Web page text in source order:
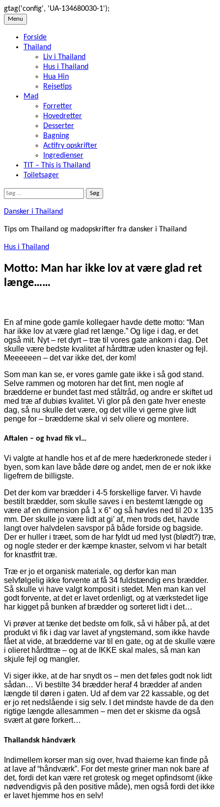
gtag('config', 'UA-134680030-1');
Skip
content
Menu
Forside
Thailand
Liv i Thailand
Hus i Thailand
Hua Hin
Rejsetips
Mad
Forretter
Hovedretter
Desserter
Bagning
Actifry opskrifter
Ingredienser
TIT – This is Thailand
Toiletsager
Søg
Dansker i Thailand
Tips om Thailand og madopskrifter fra dansker i Thailand
Hus i Thailand
Motto: Man har ikke lov at være glad ret
længe……
En af mine gode gamle kollegaer havde dette motto: “Man
har ikke lov at være glad ret længe.” Og lige i dag, er det
også mit. Nyt – ret dyrt – træ til vores gate ankom i dag. Det
skulle være bedste kvalitet af hårdttræ uden knaster og fejl.
Meeeeeen – det var ikke det, der kom!
Som man kan se, er vores gamle gate ikke i så god stand.
Selve rammen og motoren har det fint, men nogle af
brædderne er bundet fast med ståltråd, og andre er skiftet ud
med træ af dubiøs kvalitet. Vi glor på den gate hver eneste
dag, så nu skulle det være, og det ville vi gerne give lidt
penge for – brædderne skal vi selv oliere og montere.
Aftalen – og hvad fik vi…
Vi valgte at handle hos et af de mere hæderkronede steder i
byen, som kan lave både døre og andet, men de er nok ikke
ligefrem de billigste.
Det der kom var brædder i 4-5 forskellige farver. Vi havde
bestilt brædder, som skulle saves i en bestemt længde og
være af en dimension på 1 x 6″ og så høvles ned til 20 x 135
mm. Der skulle jo være lidt at gi’ af, men trods det, havde
langt over halvdelen savspor på både forside og bagside.
Der er huller i træet, som de har fyldt ud med lyst (blødt?) træ,
og nogle steder er der kæmpe knaster, selvom vi har betalt
for knastfrit træ.
Træ er jo et organisk materiale, og derfor kan man
selvfølgelig ikke forvente at få 34 fuldstændig ens brædder.
Så skulle vi have valgt komposit i stedet. Men man kan vel
godt forvente, at det er lavet ordenligt, og at værkstedet lige
har kigget på bunken af brædder og sorteret lidt i det…
Vi prøver at tænke det bedste om folk, så vi håber på, at det
produkt vi fik i dag var lavet af yngstemand, som ikke havde
fået at vide, at brædderne var til en gate, og at de skulle være
i olieret hårdttræ – og at de IKKE skal males, så man kan
skjule fejl og mangler.
Vi siger ikke, at de har snydt os – men det føles godt nok lidt
sådan… Vi bestilte 34 brædder heraf 4 brædder af anden
længde til døren i gaten. Ud af dem var 22 kassable, og det
er jo ret nedslående i sig selv. I det mindste havde de da den
rigtige længde allesammen – men det er skisme da også
svært at gøre forkert…
Thailandsk håndværk
Indimellem korser man sig over, hvad thaierne kan finde på
at lave af “håndværk”. For det meste griner man nok bare af
det, fordi det kan være ret grotesk og meget opfindsomt (ikke
nødvendigvis på den positive måde), men også fordi det ikke
er lavet hjemme hos en selv!